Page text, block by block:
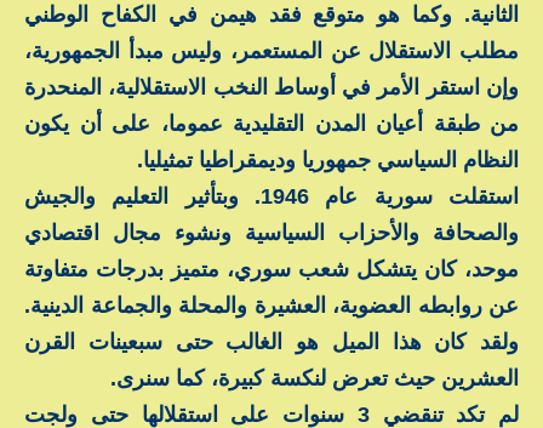
الثانية. وكما هو متوقع فقد هيمن في الكفاح الوطني
مطلب الاستقلال عن المستعمر، وليس مبدأ الجمهورية،
وإن استقر الأمر في أوساط النخب الاستقلالية، المنحدرة
من طبقة أعيان المدن التقليدية عموما، على أن يكون
النظام السياسي جمهوريا وديمقراطيا تمثيليا.
استقلت سورية عام 1946. وبتأثير التعليم والجيش
والصحافة والأحزاب السياسية ونشوء مجال اقتصادي
موحد، كان يتشكل شعب سوري، متميز بدرجات متفاوتة
عن روابطه العضوية، العشيرة والمحلة والجماعة الدينية.
ولقد كان هذا الميل هو الغالب حتى سبعينات القرن
العشرين حيث تعرض لنكسة كبيرة، كما سنرى.
لم تكد تنقضي 3 سنوات على استقلالها حتى ولجت